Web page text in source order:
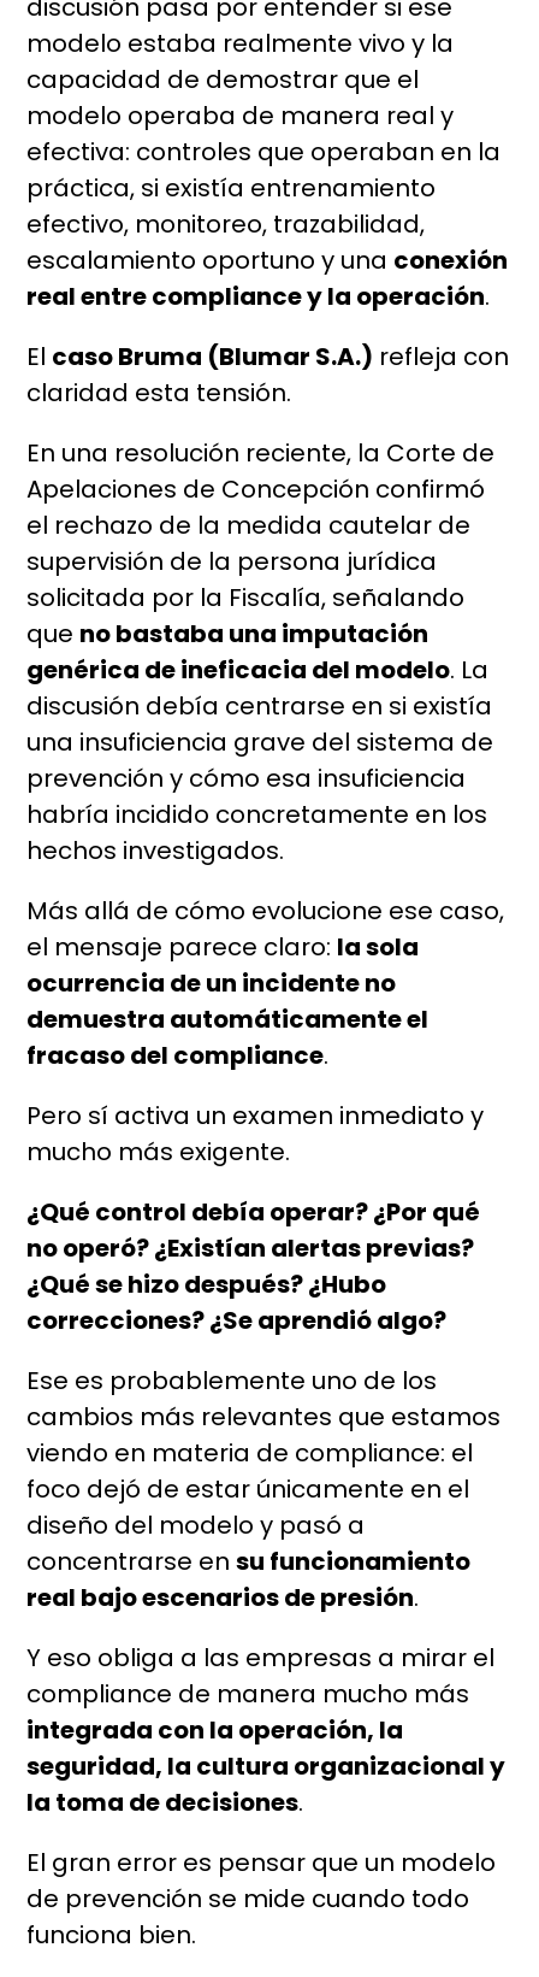
discusión pasa por entender si ese
modelo estaba realmente vivo y la
capacidad de demostrar que el
modelo operaba de manera real y
efectiva: controles que operaban en la
práctica, si existía entrenamiento
efectivo, monitoreo, trazabilidad,
escalamiento oportuno y una conexión
real entre compliance y la operación.
El caso Bruma (Blumar S.A.) refleja con
claridad esta tensión.
En una resolución reciente, la Corte de
Apelaciones de Concepción confirmó
el rechazo de la medida cautelar de
supervisión de la persona jurídica
solicitada por la Fiscalía, señalando
que no bastaba una imputación
genérica de ineficacia del modelo. La
discusión debía centrarse en si existía
una insuficiencia grave del sistema de
prevención y cómo esa insuficiencia
habría incidido concretamente en los
hechos investigados.
Más allá de cómo evolucione ese caso,
el mensaje parece claro: la sola
ocurrencia de un incidente no
demuestra automáticamente el
fracaso del compliance.
Pero sí activa un examen inmediato y
mucho más exigente.
¿Qué control debía operar? ¿Por qué
no operó? ¿Existían alertas previas?
¿Qué se hizo después? ¿Hubo
correcciones? ¿Se aprendió algo?
Ese es probablemente uno de los
cambios más relevantes que estamos
viendo en materia de compliance: el
foco dejó de estar únicamente en el
diseño del modelo y pasó a
concentrarse ensu funcionamiento
real bajo escenarios de presión.
Y eso obliga a las empresas a mirar el
compliance de manera mucho más
integrada con la operación, la
seguridad, la cultura organizacional y
la toma de decisiones.
El gran error es pensar que un modelo
de prevención se mide cuando todo
funciona bien.